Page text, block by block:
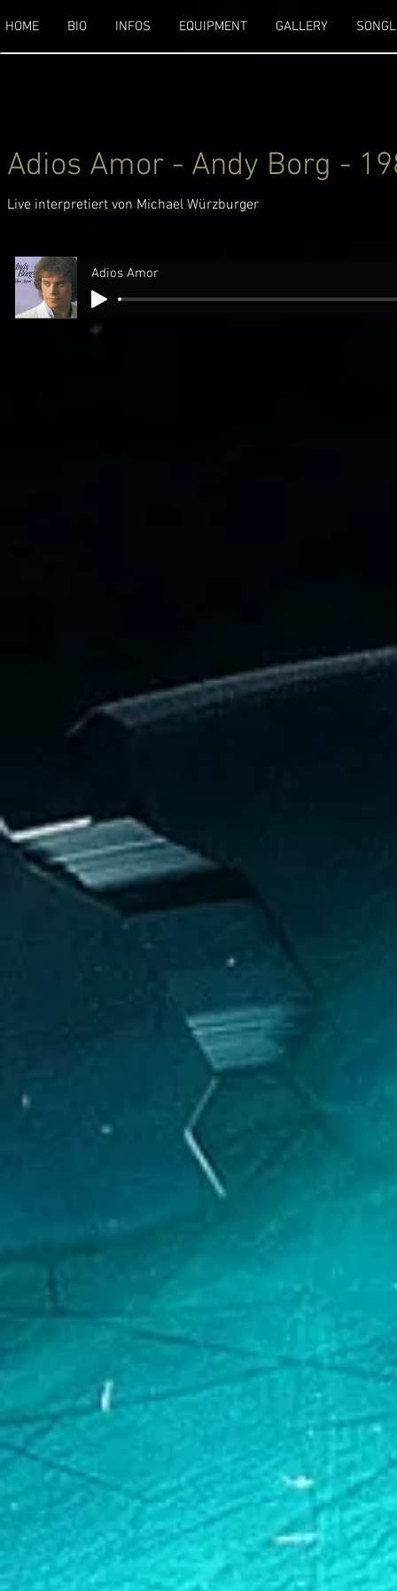
HOME BIO INFOS EQUIPMENT GALLERY
Adios Amor - Andy Borg -
Live interpretiert von Michael Würzburger
Adios Amor